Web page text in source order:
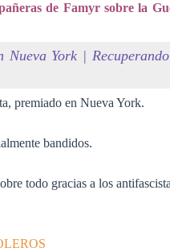
de Famyr sobre la
York |
premiado en Nueva York.
bandidos.
todo gracias a los